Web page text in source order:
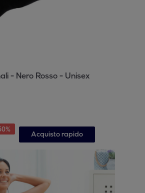
- Nero Rosso - Unisex
%
Acquisto rapido